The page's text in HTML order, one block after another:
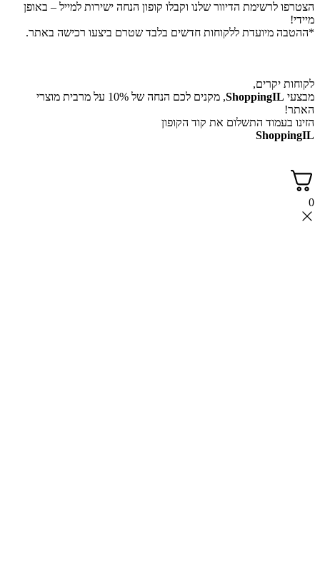
הצטרפו לרשימת הדיוור שלנו וקבלו קופון הנחה ישירות למייל – באופן
מיידי!
*ההטבה מיועדת ללקוחות חדשים בלבד שטרם ביצעו רכישה באתר.
לקוחות יקרים,
מבצעי ShoppingIL
, מקנים לכם הנחה של 10% על מרבית מוצרי
האתר!
הזינו בעמוד התשלום את קוד הקופון
ShoppingIL
0